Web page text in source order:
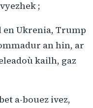
;
en Ukrenia, Trump
an hin, ar
kailh, gaz
a-bouez ivez,